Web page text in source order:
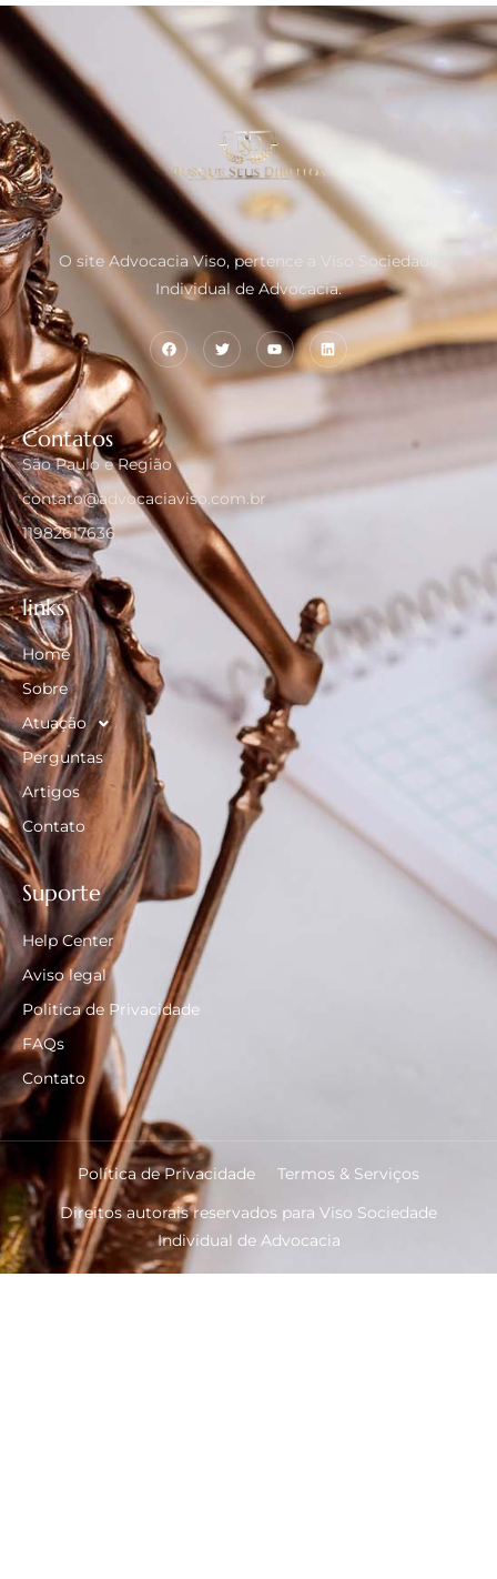
O site Advocacia Viso, pertence a Viso Sociedade
Individual de Advocacia.
Contatos
São Paulo e Região
contato@advocaciaviso.com.br
11982617636
links
Home
Sobre
Atuação
Perguntas
Artigos
Contato
Suporte
Help Center
Aviso legal
Politica de Privacidade
FAQs
Contato
Direitos autorais reservados para Viso Sociedade
Individual de Advocacia
Política de Privacidade Termos & Serviços